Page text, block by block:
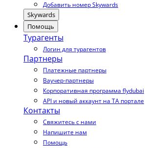
Добавить номер Skywards
Skywards
Помощь
Турагенты
Логин для турагентов
Партнеры
Платежные партнеры
Ваучер-партнеры
Корпоративная программа flydubai
API и новый аккаунт на TA портале
Контакты
Свяжитесь с нами
Напишите нам
Помощь